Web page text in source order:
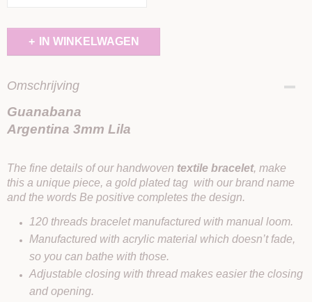
IN WINKELWAGEN
Omschrijving
Guanabana
Argentina 3mm Lila
The fine details of our handwoven textile bracelet, make
this a unique piece, a gold plated tag with our brand name
and the words Be positive completes the design.
120 threads bracelet manufactured with manual loom.
Manufactured with acrylic material which doesn’t fade,
so you can bathe with those.
Adjustable closing with thread makes easier the closing
and opening.